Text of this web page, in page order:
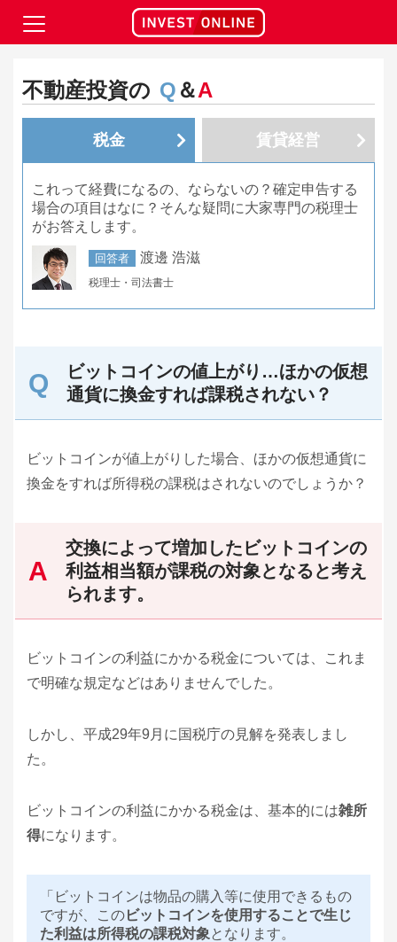
不動産投資の Q ＆A
税金 賃貸経営
これって経費になるの、ならないの？確定申告する
場合の項目はなに？そんな疑問に大家専門の税理士
がお答えします。
回答者 渡邊 浩滋
税理士・司法書士
ビットコインの値上がり…ほかの仮想
通貨に換金すれば課税されない？
ビットコインが値上がりした場合、ほかの仮想通貨に
換金をすれば所得税の課税はされないのでしょうか？
交換によって増加したビットコインの
利益相当額が課税の対象となると考え
られます。
ビットコインの利益にかかる税金については、これま
で明確な規定などはありませんでした。
しかし、平成29年9月に国税庁の見解を発表しまし
た。
ビットコインの利益にかかる税金は、基本的には雑所
得になります。
「ビットコインは物品の購入等に使用できるもの
ですが、このビットコインを使用することで生じ
た利益は所得税の課税対象となります。